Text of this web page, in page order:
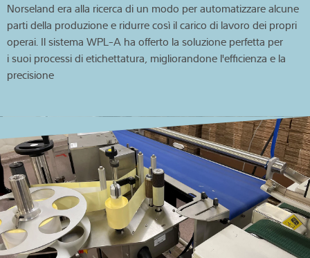
Soluzioni di ispezione
Software
Soluzioni su misura
Assistenza tecnica
Soluzioni industriali
Competenza e conoscenza
Chi siamo
Notizie
Norseland era alla ricerca di un modo per automatizzare alcune
parti della produzione e ridurre così il carico di lavoro dei propri
operai. Il sistema WPL-A ha offerto la soluzione perfetta per
i suoi processi di etichettatura, migliorandone l'efficienza e la
precisione